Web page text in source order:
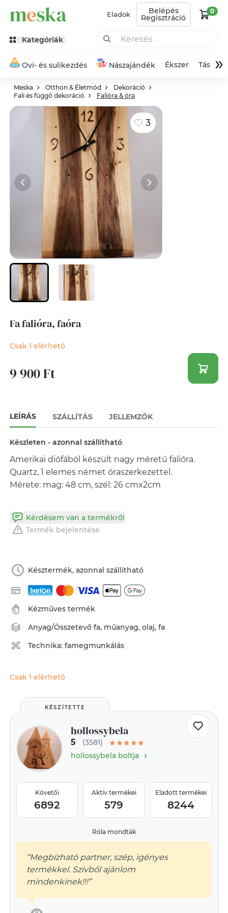
Eladok Belépés
Regisztráció
0
Kategóriák
Ovi- és sulikezdés Nászajándék Ékszer Táska»
Meska Otthon & Életmód
Dekoráció
Fali és függő dekoráció
Falióra & óra
3
Fa falióra, faóra
Csak 1 elérhető
9 900 Ft
LEÍRÁS SZÁLLÍTÁS JELLEMZŐK
Készleten - azonnal szállítható
Amerikai diófából készült nagy méretű falióra.
Quartz, 1 elemes német óraszerkezettel.
Kérdésem van a termékről
Termék bejelentése
Késztermék, azonnal szállítható
Kézműves termék
Anyag/Összetevőfa, műanyag,olaj,fa
Technika:famegmunkálás
Csak 1 elérhető
KÉSZÍTETTE
hollossybela
5
(3581)
hollossybela boltja›
Követői
6892
Aktív termékei
579
Eladott termékei
8244
Róla mondták
“Megbízható partner, szép, igényes
termékkel. Szívből ajánlom
mindenkinek!!!”